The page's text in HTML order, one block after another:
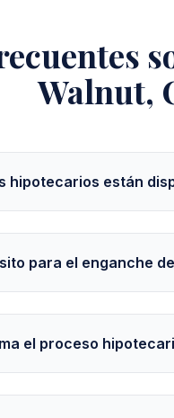
Walnut,
hipotecarios están
para el enganche
el proceso